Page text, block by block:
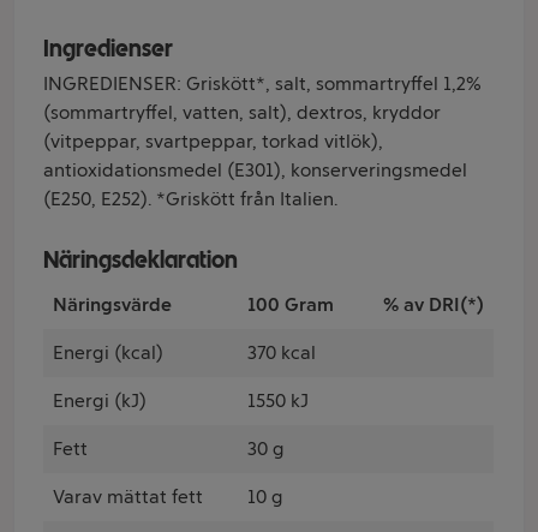
Ingredienser
INGREDIENSER: Griskött*, salt, sommartryffel 1,2%
(sommartryffel, vatten, salt), dextros, kryddor
(vitpeppar, svartpeppar, torkad vitlök),
antioxidationsmedel (E301), konserveringsmedel
(E250, E252). *Griskött från Italien.
Näringsdeklaration
Näringsvärde 100 Gram % av DRI(*)
Energi (kcal) 370 kcal
Energi (kJ) 1550 kJ
Fett 30 g
Varav mättat fett 10 g